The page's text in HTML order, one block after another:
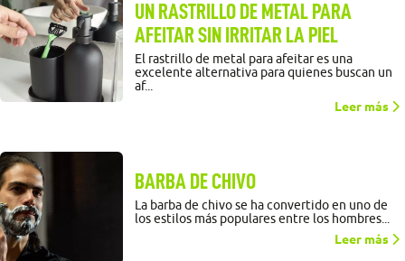
UN RASTRILLO DE METAL PARA
AFEITAR SIN IRRITAR LA PIEL
El rastrillo de metal para afeitar es una
excelente alternativa para quienes buscan un
af...
Leer más
BARBA DE CHIVO
La barba de chivo se ha convertido en uno de
los estilos más populares entre los hombres...
Leer más